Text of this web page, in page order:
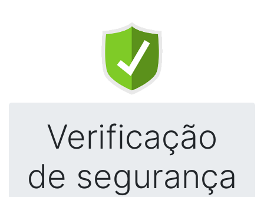
Verificação
de segurança